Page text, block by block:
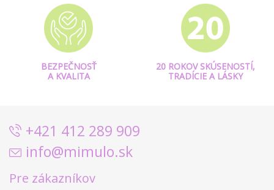
BEZPEČNOSŤ
A KVALITA
20 ROKOV SKÚSENOSTÍ,
TRADÍCIE A LÁSKY
+421 412 289 909
info@mimulo.sk
Pre zákazníkov